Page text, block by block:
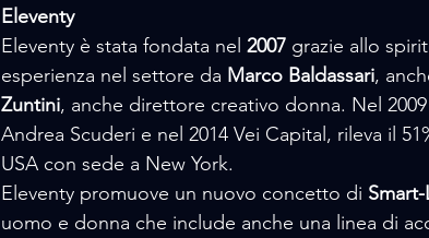
Eleventy
Eleventy è stata fondata nel 2007 grazie allo
esperienza nel settore da Marco Baldassari,
Zuntini, anche direttore creativo donna. Nel
Andrea Scuderi e nel 2014 Vei Capital, rileva il
USA con sede a New York.
Eleventy promuove un nuovo concetto di
uomo e donna che include anche una linea di